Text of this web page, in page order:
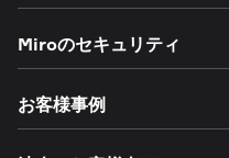
Miroのセキュリティ
お客様事例